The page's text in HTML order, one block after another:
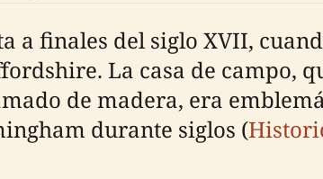
a finales del siglo XVII,
La casa de campo,
de madera, era
durante siglos (